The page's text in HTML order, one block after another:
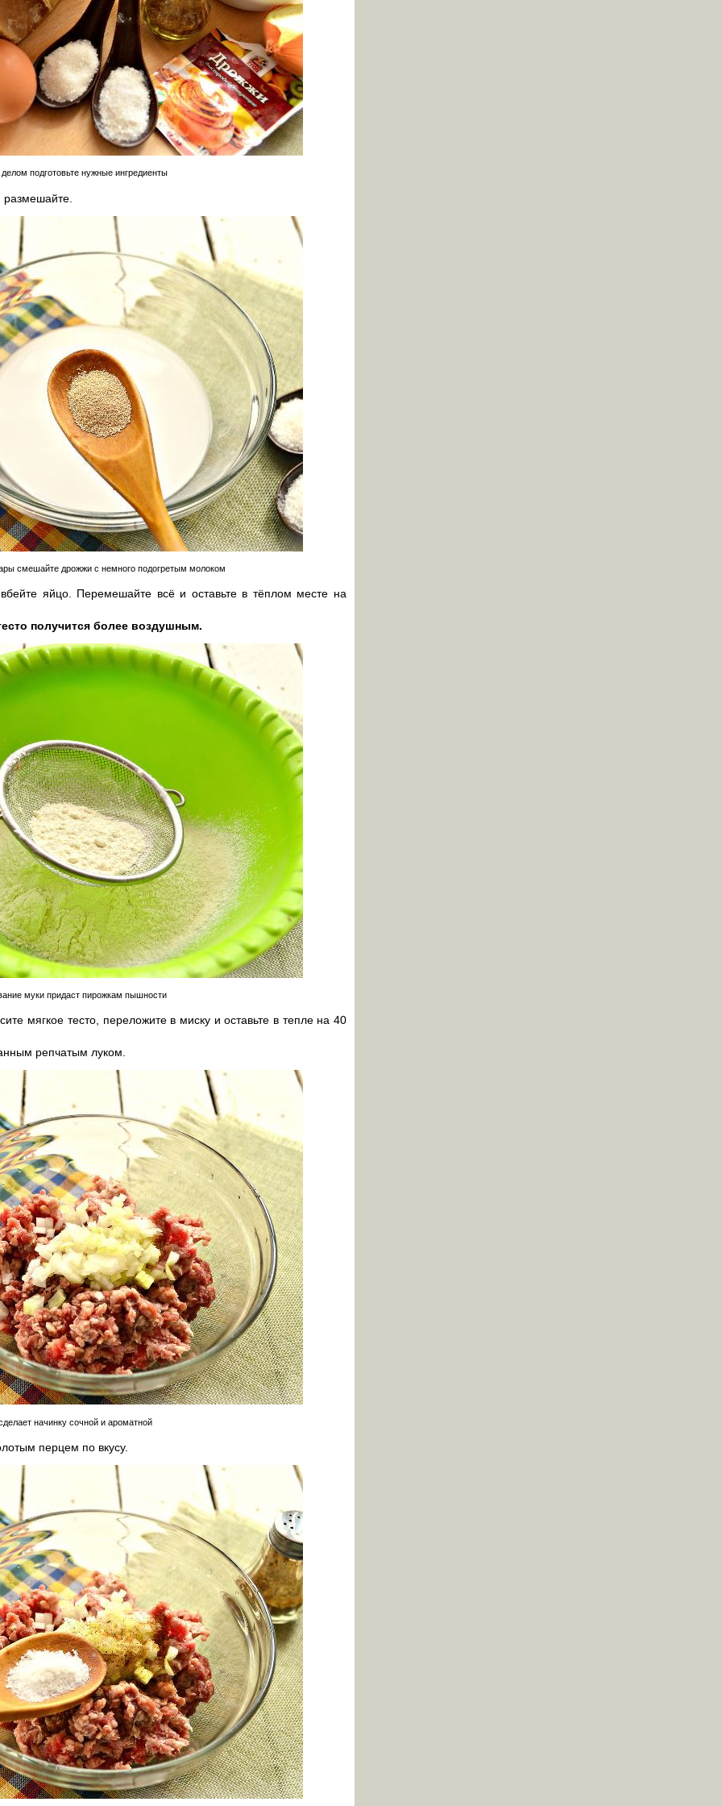
подготовьте нужные ингредиенты
смешайте дрожжи с немного подогретым молоком
яйцо. Перемешайте всё и оставьте в тёплом месте на
получится более воздушным.
муки придаст пирожкам пышности
мягкое тесто, переложите в миску и оставьте в тепле на 40
репчатым луком.
начинку сочной и ароматной
перцем по вкусу.